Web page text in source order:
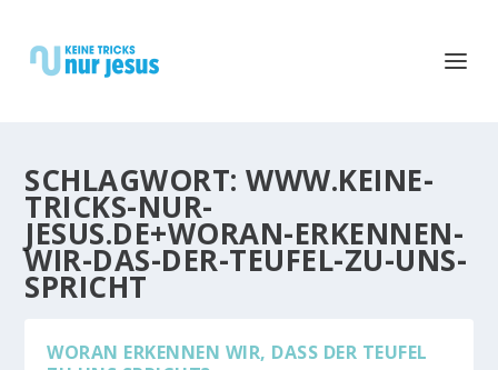
SCHLAGWORT:WWW.KEINE-
TRICKS-NUR-
JESUS.DE+WORAN-ERKENNEN-
WIR-DAS-DER-TEUFEL-ZU-UNS-
SPRICHT
WORAN ERKENNEN WIR, DASS DER TEUFEL Z